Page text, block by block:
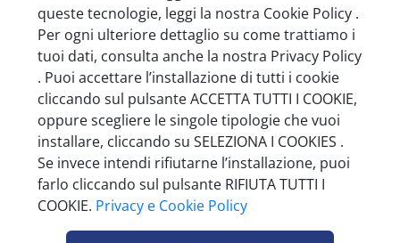
queste tecnologie, leggi la nostra Cookie Policy .
Per ogni ulteriore dettaglio su come trattiamo i
tuoi dati, consulta anche la nostra Privacy Policy
. Puoi accettare l’installazione di tutti i cookie
cliccando sul pulsante ACCETTA TUTTI I COOKIE,
oppure scegliere le singole tipologie che vuoi
installare, cliccando su SELEZIONA I COOKIES .
Se invece intendi rifiutarne l’installazione, puoi
farlo cliccando sul pulsante RIFIUTA TUTTI I
COOKIE. Privacy e Cookie Policy
Pezzi per cartone: 20